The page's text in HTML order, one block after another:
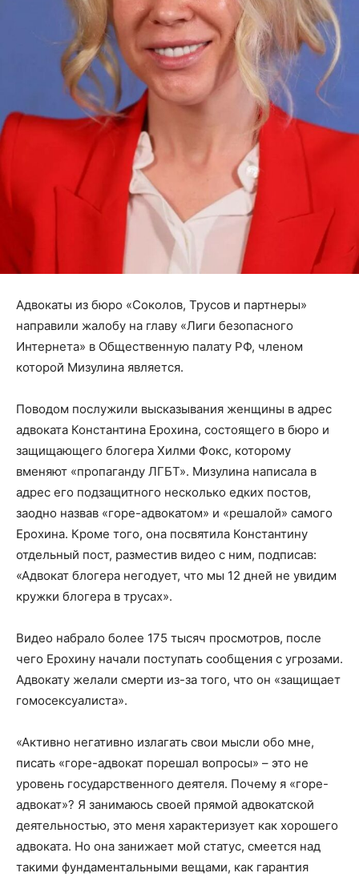
Адвокаты из бюро «Соколов, Трусов и партнеры»
направили жалобу на главу «Лиги безопасного
Интернета» в Общественную палату РФ, членом
которой Мизулина является.
Поводом послужили высказывания женщины в адрес
адвоката Константина Ерохина, состоящего в бюро и
защищающего блогера Хилми Фокс, которому
вменяют «пропаганду ЛГБТ». Мизулина написала в
адрес его подзащитного несколько едких постов,
заодно назвав «горе-адвокатом» и «решалой» самого
Ерохина. Кроме того, она посвятила Константину
отдельный пост, разместив видео с ним, подписав:
«Адвокат блогера негодует, что мы 12 дней не увидим
кружки блогера в трусах».
Видео набрало более 175 тысяч просмотров, после
чего Ерохину начали поступать сообщения с угрозами.
Адвокату желали смерти из-за того, что он «защищает
гомосексуалиста».
«Активно негативно излагать свои мысли обо мне,
писать «горе-адвокат порешал вопросы» – это не
уровень государственного деятеля. Почему я «горе-
адвокат»? Я занимаюсь своей прямой адвокатской
деятельностью, это меня характеризует как хорошего
адвоката. Но она занижает мой статус, смеется над
такими фундаментальными вещами, как гарантия